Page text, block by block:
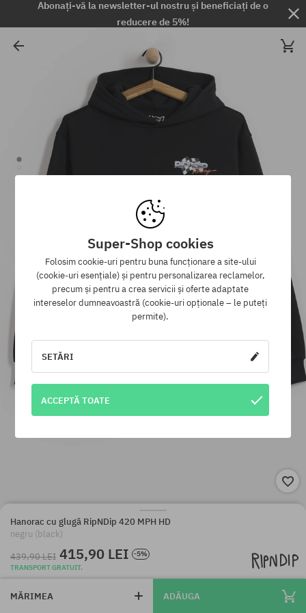
Abonați-vă la newsletter-ul nostru și beneficiați de o
reducere de 5%!
Hanorac cu glugă RipNDip 420 MPH HD
negru (black)
439,90 LEI 415,90 LEI
-5%
TRANSPORT GRATUIT.
MĂRIMEA ADĂUGA
Super-Shop cookies
Folosim cookie-uri pentru buna funcționare a site-ului
(cookie-uri esențiale) și pentru personalizarea reclamelor,
precum și pentru a crea servicii și oferte adaptate
intereselor dumneavoastră (cookie-uri opționale – le puteți
permite).
SETĂRI
ACCEPTĂ TOATE